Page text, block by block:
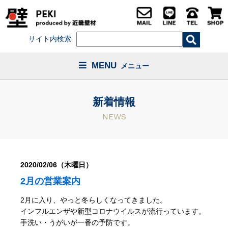
サイト内検索
MENU メニュー
新着情報
NEWS
2020/02/06（木曜日）
2月の営業案内
2月に入り、やっと冬らしくなってきました。
インフルエンザや新型コロナウイルスが流行っています。
手洗い・うがいが一番の予防です。